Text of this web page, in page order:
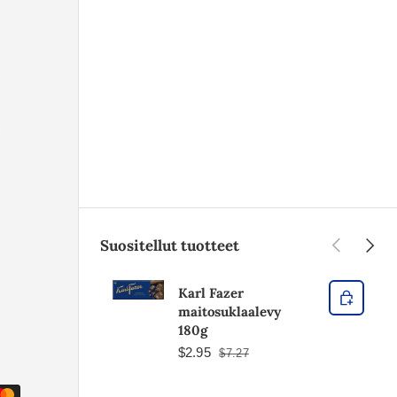
Suositellut tuotteet Edellinen
Karl Fazer
maitosuklaalevy
180g
$2.95 $7.27